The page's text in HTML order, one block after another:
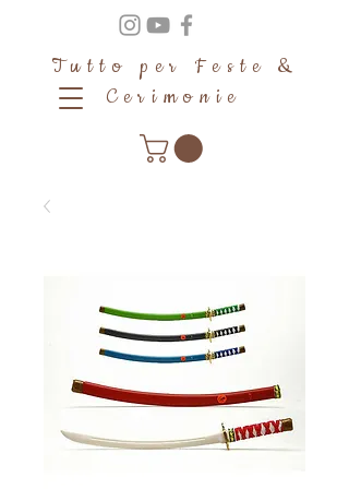
Tutto per Feste &
Cerimonie